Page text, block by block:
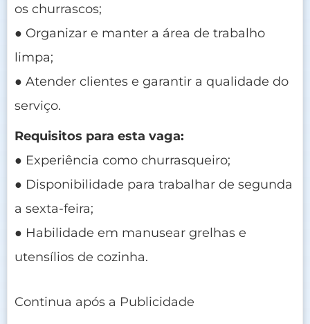
os churrascos;
● Organizar e manter a área de trabalho
limpa;
● Atender clientes e garantir a qualidade do
serviço.
Requisitos para esta vaga:
● Experiência como churrasqueiro;
● Disponibilidade para trabalhar de segunda
a sexta-feira;
● Habilidade em manusear grelhas e
utensílios de cozinha.
Continua após a Publicidade